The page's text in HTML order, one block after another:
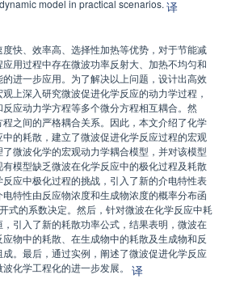
model in practical scenarios. 译
快、效率高、选择性加热等优势，对于节能减
用过程中存在微波功率反射大、加热不均匀和
进一步应用。为了解决以上问题，设计出高效
上深入研究微波促进化学反应的动力学过程，
应动力学方程等多个微分方程相互耦合。然
之间的严格耦合关系。因此，本文介绍了化学
的耗散，建立了微波促进化学反应过程的宏观
微波化学的宏观动力学耦合模型，并对该模型
模型缺乏微波在化学反应中的极化过程及耗散
应中极化过程的挑战，引入了新的介电特性表
特性由反应物浓度和生成物浓度的概率分布函
式的系数决定。然后，针对微波在化学反应中耗
引入了新的耗散功率公式，结果表明，微波在
物中的耗散、在生成物中的耗散及生成物和反
。最后，通过实例，阐述了微波促进化学反应
化学工程化的进一步发展。 译